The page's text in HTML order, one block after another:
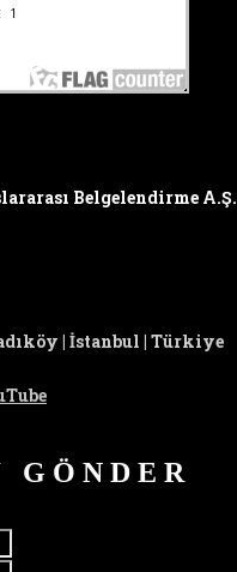
Belgelendirme A.Ş.
| İstanbul | Türkiye
GÖNDER